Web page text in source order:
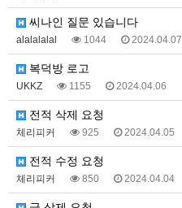
씨나인 질문 있습니다
alalalalal 1044 2024.04.07
복덕방 로고
UKKZ 1155 2024.04.06
전적 삭제 요청
체리피커 925 2024.04.05
전적 수정 요청
체리피커 850 2024.04.04